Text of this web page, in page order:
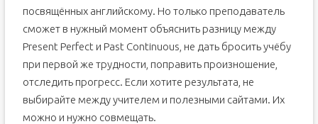
посвящённых английскому. Но только преподаватель
сможет в нужный момент объяснить разницу между
Present Perfect и Past Continuous, не дать бросить учёбу
при первой же трудности, поправить произношение,
отследить прогресс. Если хотите результата, не
выбирайте между учителем и полезными сайтами. Их
можно и нужно совмещать.